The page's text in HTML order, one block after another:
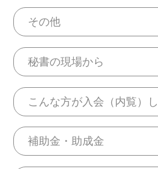
その他
秘書の現場から
こんな方が入会（内覧）
補助金・助成金